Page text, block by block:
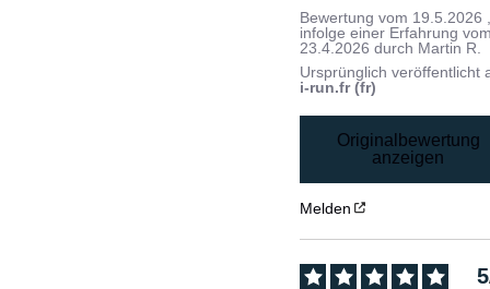
Bewertung vom 19.5.2026
infolge einer Erfahrung
23.4.2026 durch Martin R.
Ursprünglich veröffentlicht
i-run.fr (fr)
Originalbewertung
anzeigen
Melden
5